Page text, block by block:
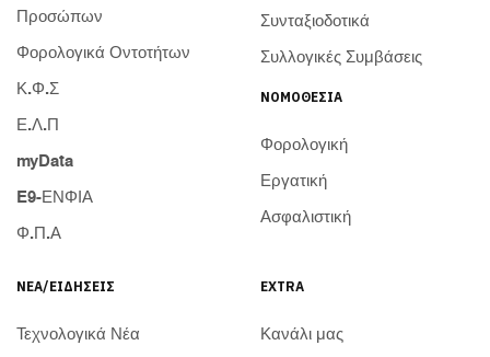
Προσώπων
Φορολογικά Οντοτήτων
Κ.Φ.Σ
Ε.Λ.Π
myData
E9-ΕΝΦΙΑ
Φ.Π.Α
Συνταξιοδοτικά
Συλλογικές Συμβάσεις
ΝΟΜΟΘΕΣΊΑ
Φορολογική
Εργατική
Ασφαλιστική
ΝΈΑ/ΕΙΔΉΣΕΙΣ
Τεχνολογικά Νέα
EXTRA
Κανάλι μας